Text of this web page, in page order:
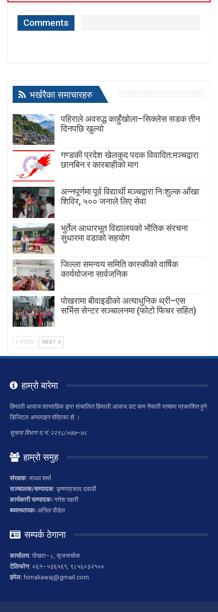
Comments
भर्खरैका समाचारहरु
पहिराले अवरुद्ध काहुँखोला–सिक्लेस सडक तीन
दिनपछि खुल्यो
गण्डकी प्रदेश खेलकुद पदक विवादित:मञ्चद्वारा
छानबिन र कारबाहीको माग
अन्नपूर्णमा पूर्व विद्यार्थी मञ्चद्वारा निःशुल्क आँखा
शिविर, ५०० जनाले लिए सेवा
भुर्तेल आधारभूत विद्यालयको भौतिक संरचना
सुधारमा वडाको सहयोग
जिल्ला समन्वय समिति कास्कीको वार्षिक
कार्ययोजना सार्वजनिक
पोखरामा बीवाइडीको अत्याधुनिक थ्री–एस
सर्भिस सेन्टर सञ्चालनमा (फोटो फिचर सहित)
PREV NEXT
हाम्रो बारेमा
हिमाली आवाज साप्ताहिक द्वारा संचालित हिमाली आवाज डट कम नेपाली भाषामा प्रकाशित हुने
डिजिटल अनलाइन पत्रिका हो ।
सूचना विभाग द.नं.:२२९८/०७७–७८
हाम्रो समुह
संरक्षक: माधव शर्मा
सञ्चालक/सम्पादक: कृष्णप्रसाद दवाडी
कार्यकारी सम्पादकः गणेश पहारी
ब्यवस्थापकः अनिल पौडेल
सम्पर्क ठेगाना
कार्यालय: पोखरा–८, सृजनाचोक
टेलिफोन: ०६१–५३६५६१, ९८५६०३२१००
इमेल: himaliawaj@gmail.com